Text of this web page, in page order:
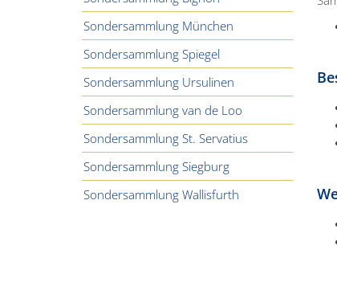
Sondersammlung München
Sondersammlung Spiegel
Sondersammlung Ursulinen
Sondersammlung van de Loo
Sondersammlung St. Servatius
Sondersammlung Siegburg
Sondersammlung Wallisfurth